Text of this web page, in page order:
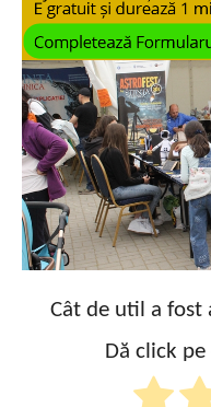
Cât de util a fost
Dă click